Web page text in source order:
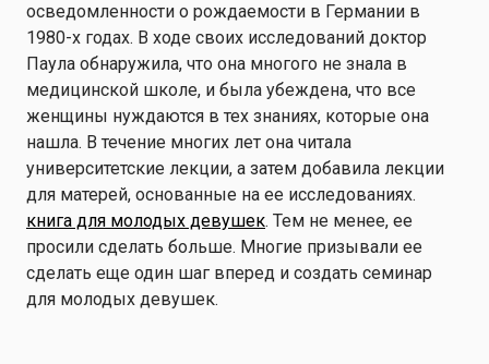
осведомленности о рождаемости в Германии в
1980-х годах. В ходе своих исследований доктор
Паула обнаружила, что она многого не знала в
медицинской школе, и была убеждена, что все
женщины нуждаются в тех знаниях, которые она
нашла. В течение многих лет она читала
университетские лекции, а затем добавила лекции
для матерей, основанные на ее исследованиях.
книга для молодых девушек. Тем не менее, ее
просили сделать больше. Многие призывали ее
сделать еще один шаг вперед и создать семинар
для молодых девушек.